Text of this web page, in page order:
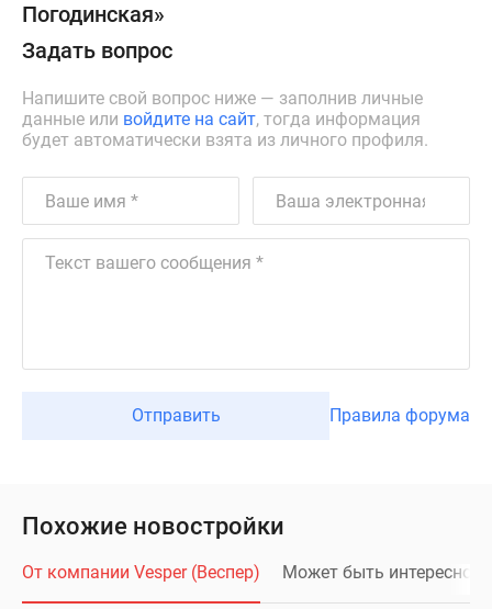
Погодинская»
Задать вопрос
Напишите свой вопрос ниже — заполнив личные
данные или войдите на сайт, тогда информация
будет автоматически взята из личного профиля.
Отправить Правила форума
Похожие новостройки
От компании Vesper (Веспер) Может быть интересно